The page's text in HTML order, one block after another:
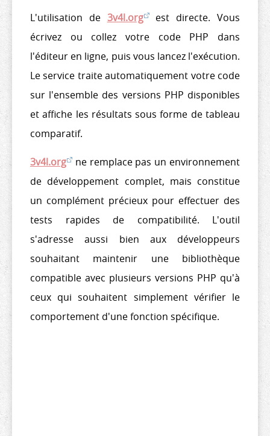
L'utilisation de 3v4l.org est directe. Vous
écrivez ou collez votre code PHP dans
l'éditeur en ligne, puis vous lancez l'exécution.
Le service traite automatiquement votre code
sur l'ensemble des versions PHP disponibles
et affiche les résultats sous forme de tableau
comparatif.
3v4l.org
ne remplace pas un environnement
de développement complet, mais constitue
un complément précieux pour effectuer des
tests rapides de compatibilité. L'outil
s'adresse aussi bien aux développeurs
souhaitant maintenir une bibliothèque
compatible avec plusieurs versions PHP qu'à
ceux qui souhaitent simplement vérifier le
comportement d'une fonction spécifique.